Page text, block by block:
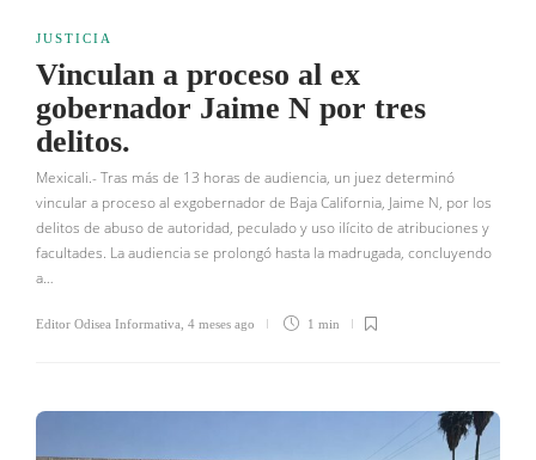
JUSTICIA
Vinculan a proceso al ex
gobernador Jaime N por tres
delitos.
Mexicali.- Tras más de 13 horas de audiencia, un juez determinó
vincular a proceso al exgobernador de Baja California, Jaime N, por los
delitos de abuso de autoridad, peculado y uso ilícito de atribuciones y
facultades. La audiencia se prolongó hasta la madrugada, concluyendo
a…
Editor Odisea Informativa 4 meses ago 1 min